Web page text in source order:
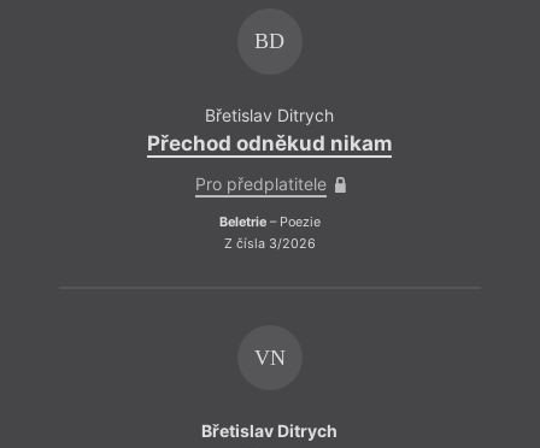
BD
Břetislav Ditrych
Přechod odněkud nikam
Pro předplatitele
Beletrie– Poezie
Z čísla 3/2026
VN
Břetislav Ditrych